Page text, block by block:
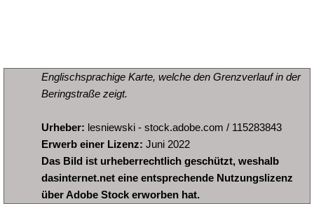
Englischsprachige Karte, welche den Grenzverlauf in der
Beringstraße zeigt.
Urheber: lesniewski - stock.adobe.com / 115283843
Erwerb einer Lizenz: Juni 2022
Das Bild ist urheberrechtlich geschützt, weshalb
dasinternet.net eine entsprechende Nutzungslizenz
über Adobe Stock erworben hat.